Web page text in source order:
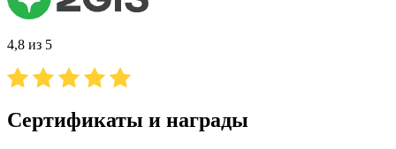
4,8 из 5
Сертификаты и награды